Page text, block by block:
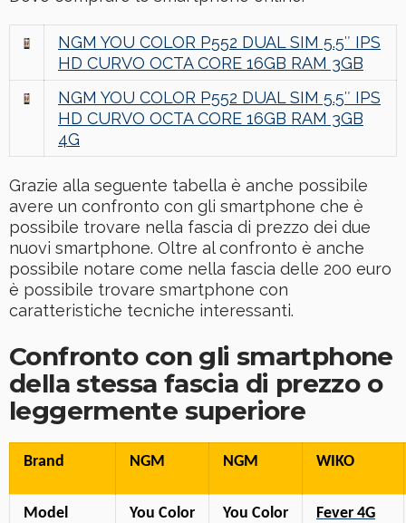
NGM YOU COLOR P552 DUAL SIM 5.5″ IPS
HD CURVO OCTA CORE 16GB RAM 3GB
NGM YOU COLOR P552 DUAL SIM 5.5″ IPS
HD CURVO OCTA CORE 16GB RAM 3GB
4G
Grazie alla seguente tabella è anche possibile
avere un confronto con gli smartphone che è
possibile trovare nella fascia di prezzo dei due
nuovi smartphone. Oltre al confronto è anche
possibile notare come nella fascia delle 200 euro
è possibile trovare smartphone con
caratteristiche tecniche interessanti.
Confronto con gli smartphone
della stessa fascia di prezzo o
leggermente superiore
Brand NGM NGM WIKO
Model
You Color
You Color
Fever 4G